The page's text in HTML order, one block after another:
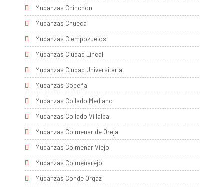
Mudanzas Chinchón
Mudanzas Chueca
Mudanzas Ciempozuelos
Mudanzas Ciudad Lineal
Mudanzas Ciudad Universitaria
Mudanzas Cobeña
Mudanzas Collado Mediano
Mudanzas Collado Villalba
Mudanzas Colmenar de Oreja
Mudanzas Colmenar Viejo
Mudanzas Colmenarejo
Mudanzas Conde Orgaz